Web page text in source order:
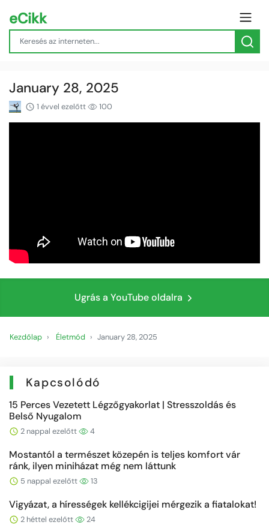
eCikk
January 28, 2025
1 évvel ezelőtt 100
Ugrás a YouTube oldalra
Kezdőlap Életmód January 28, 2025
Kapcsolódó
15 Perces Vezetett Légzőgyakorlat | Stresszoldás és
Belső Nyugalom
2 nappal ezelőtt 4
Mostantól a természet közepén is teljes komfort vár
ránk, ilyen miniházat még nem láttunk
5 nappal ezelőtt 13
Vigyázat, a hírességek kellékcigijei mérgezik a fiatalokat!
2 héttel ezelőtt 24